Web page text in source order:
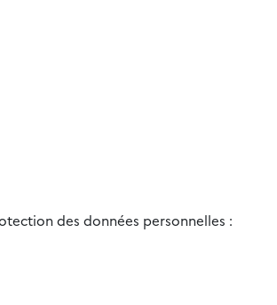
des données personnelles :